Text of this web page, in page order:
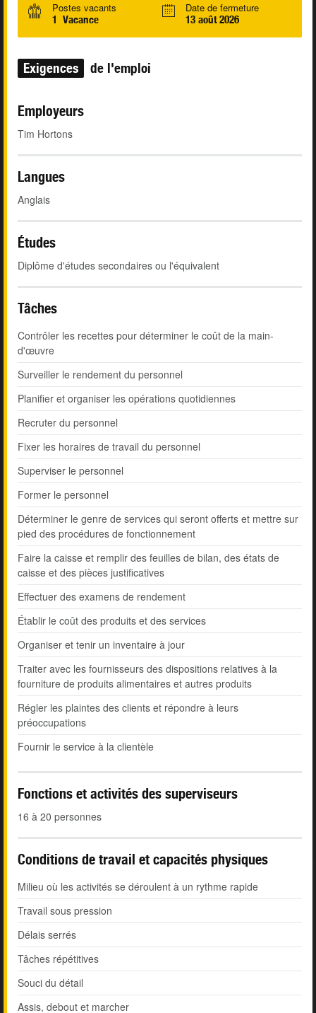
Postes vacants
1 Vacance
Date de fermeture
13 août 2026
Exigences de l'emploi
Employeurs
Tim Hortons
Langues
Anglais
Études
Diplôme d'études secondaires ou l'équivalent
Tâches
Contrôler les recettes pour déterminer le coût de la main-
d'œuvre
Surveiller le rendement du personnel
Planifier et organiser les opérations quotidiennes
Recruter du personnel
Fixer les horaires de travail du personnel
Superviser le personnel
Former le personnel
Déterminer le genre de services qui seront offerts et mettre sur
pied des procédures de fonctionnement
Faire la caisse et remplir des feuilles de bilan, des états de
caisse et des pièces justificatives
Effectuer des examens de rendement
Établir le coût des produits et des services
Organiser et tenir un inventaire à jour
Traiter avec les fournisseurs des dispositions relatives à la
fourniture de produits alimentaires et autres produits
Régler les plaintes des clients et répondre à leurs
préoccupations
Fournir le service à la clientèle
Fonctions et activités des superviseurs
16 à 20 personnes
Conditions de travail et capacités physiques
Milieu où les activités se déroulent à un rythme rapide
Travail sous pression
Délais serrés
Tâches répétitives
Souci du détail
Assis, debout et marcher